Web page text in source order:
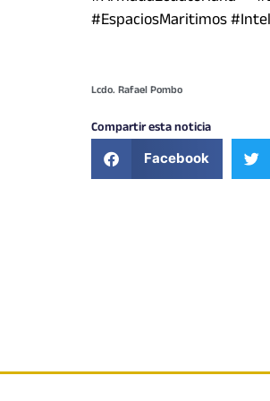
#EspaciosMaritimos
Lcdo. Rafael Pombo
Compartir esta noticia
Facebook